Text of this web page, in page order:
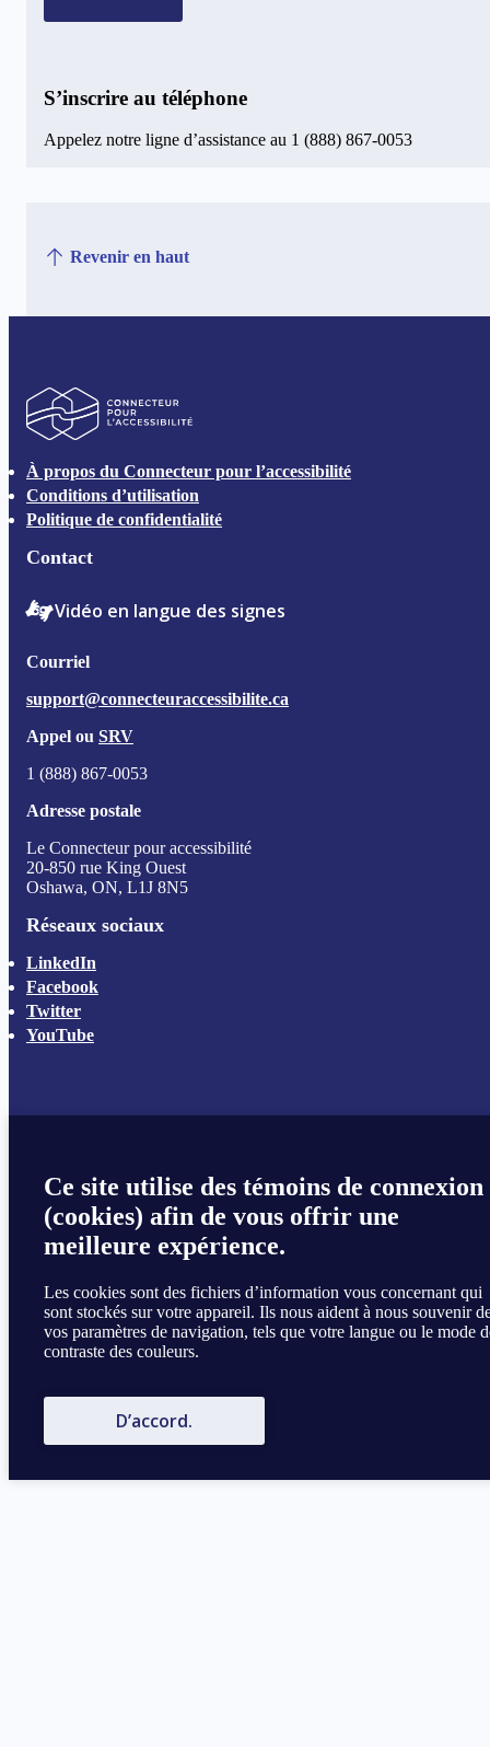
S’inscrire au téléphone
Appelez notre ligne d’assistance au 1 (888) 867-0053
Revenir en haut
À propos du Connecteur pour l’accessibilité
Conditions d’utilisation
Politique de confidentialité
Contact
Vidéo en langue des signes
Courriel
support@connecteuraccessibilite.ca
Appel ou SRV
1 (888) 867-0053
Adresse postale
Le Connecteur pour accessibilité
20-850 rue King Ouest
Oshawa, ON, L1J 8N5
Réseaux sociaux
LinkedIn
Facebook
Twitter
YouTube
Ce site utilise des témoins de connexion
(cookies) afin de vous offrir une
meilleure expérience.
Les cookies sont des fichiers d’information vous concernant qui
sont stockés sur votre appareil. Ils nous aident à nous souvenir
vos paramètres de navigation, tels que votre langue ou le mode
contraste des couleurs.
D’accord.